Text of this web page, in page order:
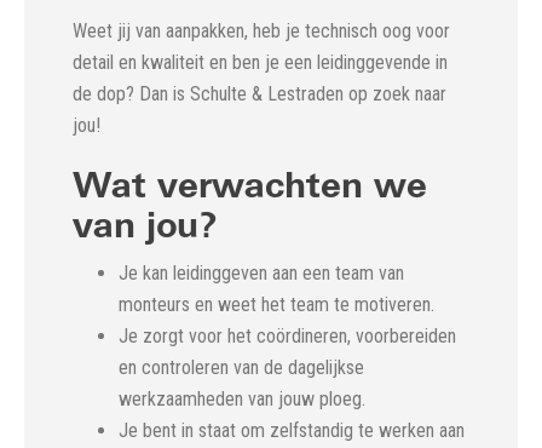
Weet jij van aanpakken, heb je technisch oog voor
detail en kwaliteit en ben je een leidinggevende in
de dop? Dan is Schulte & Lestraden op zoek naar
jou!
Wat verwachten we
van jou?
Je kan leidinggeven aan een team van
monteurs en weet het team te motiveren.
Je zorgt voor het coördineren, voorbereiden
en controleren van de dagelijkse
werkzaamheden van jouw ploeg.
Je bent in staat om zelfstandig te werken aan